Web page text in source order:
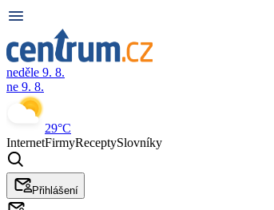
neděle 9. 8.
ne 9. 8.
29°C
InternetFirmyReceptySlovníky
Přihlášení